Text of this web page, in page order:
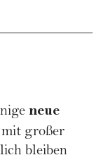
neue
großer
bleiben